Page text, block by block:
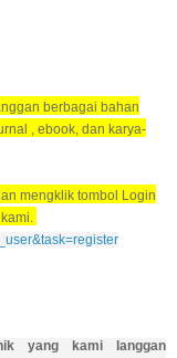
berbagai bahan
, ebook, dan karya-
mengklik tombol Login
yang kami langgan